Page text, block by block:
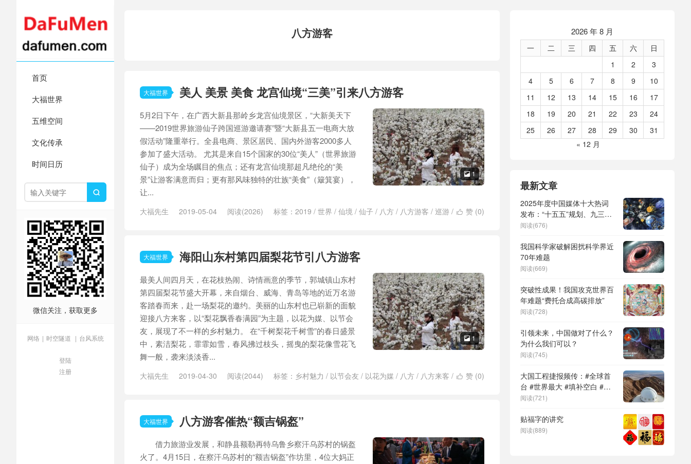
首页
大福世界
五维空间
文化传承
时间日历

微信关注，获取更多
网络 | 时空隧道 | 台风系统
登陆
注册
八方游客
大福世界 美人 美景 美食 龙宫仙境“三美”引来八方游客
 1
5月2日下午，在广西大新县那岭乡龙宫仙境景区，“大新美天下
——2019世界旅游仙子跨国巡游邀请赛”暨“大新县五一电商大放
假活动”隆重举行。全县电商、景区居民、国内外游客2000多人
参加了盛大活动。 尤其是来自15个国家的30位“美人”（世界旅游
仙子）成为全场瞩目的焦点；还有龙宫仙境那超凡绝伦的“美
景”让游客满意而归；更有那风味独特的壮族“美食”（簸箕宴），
让...
 赞 (0)
大福先生 2019-05-04 阅读(2026) 标签： 2019 / 世界 / 仙境 / 仙子 / 八方 / 八方游客 / 巡游 /
大福世界 海阳山东村第四届梨花节引八方游客
 1
最美人间四月天，在花枝热闹、诗情画意的季节，郭城镇山东村
第四届梨花节盛大开幕，来自烟台、威海、青岛等地的近万名游
客踏春而来，赴一场梨花的邀约。美丽的山东村也已崭新的面貌
迎接八方来客，以“梨花飘香春满园”为主题，以花为媒、以节会
友，展现了不一样的乡村魅力。 在“千树梨花千树雪”的春日盛景
中，素洁梨花，霏霏如雪，春风拂过枝头，摇曳的梨花像雪花飞
舞一般，袭来淡淡香...
 赞 (0)
大福先生 2019-04-30 阅读(2044) 标签： 乡村魅力 / 以节会友 / 以花为媒 / 八方 / 八方来客 /
大福世界 八方游客催热“额吉锅盔”
借力旅游业发展，和静县额勒再特乌鲁乡察汗乌苏村的锅盔
火了。4月15日，在察汗乌苏村的“额吉锅盔”作坊里，4位大妈正
2026 年 8 月
一 二 三 四 五 六
日
1
2
3
4
5 6 7 8 9
10
11
12 13 14 15 16
17
18
19 20 21 22 23
24
25
26 27 28 29 30
31
« 12 月
最新文章
2025年度中国媒体十大热词
发布：“十五五”规划、九三阅
兵、全球治理倡议、
形机器人、苏超、票根经济、
育儿补贴、科学素养、网络生
态治理
阅读(676)
我国科学家破解困扰科学界近
70年难题
阅读(669)
突破性成果！我国攻克世界百
年难题“费托合成高碳排放”
阅读(728)
引领未来，中国做对了什么？
为什么我们可以？
阅读(745)
大国工程捷报频传：#全球首
台 #世界最大 #填补空白 #突
破关键节点
阅读(721)
贴福字的讲究
阅读(889)